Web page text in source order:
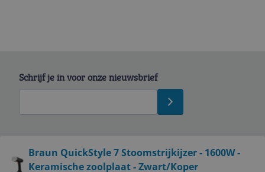
Braun QuickStyle 7 Stoomstrijkijzer - 1600W -
Keramische zoolplaat - Zwart/Koper
Schrijf je in voor onze nieuwsbrief
Service